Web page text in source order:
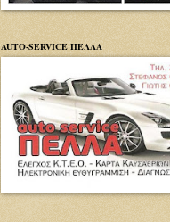
AUTO-SERVICE ΠΕΛΛΑ